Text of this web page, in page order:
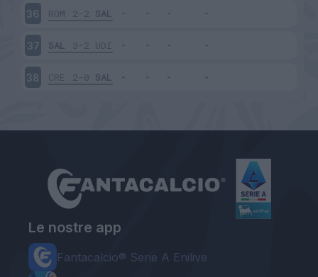
36 ROM 2-2 SAL
37 SAL 3-2 UDI
38 CRE 2-0 SAL
Le nostre app
Fantacalcio® Serie A Enilive